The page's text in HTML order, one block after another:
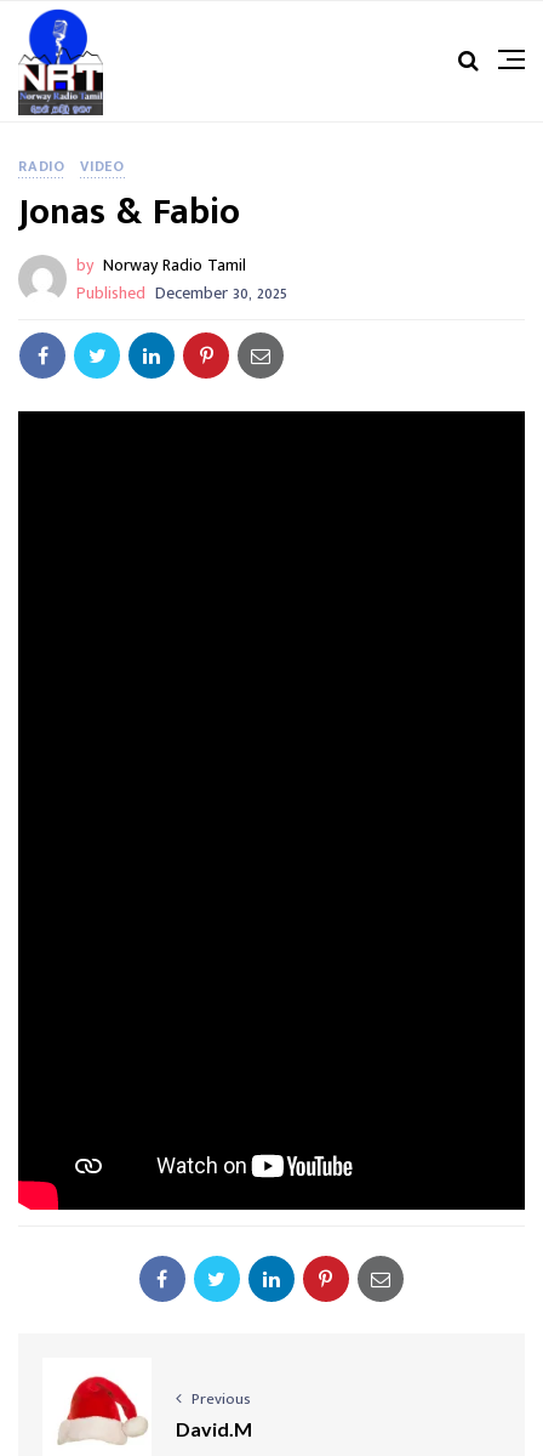
RADIO VIDEO
Jonas & Fabio
by Norway Radio Tamil
Published December 30, 2025
Previous
David.M